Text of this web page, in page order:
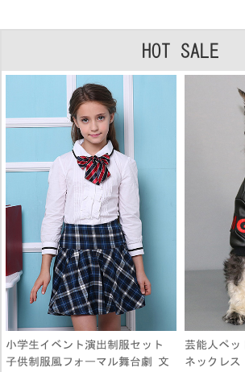
HOT SALE
小学生イベント演出制服セット
子供制服風フォーマル舞台劇 文
芸能人ペ
ネックレ